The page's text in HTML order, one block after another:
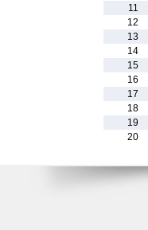
11
12
13
14
15
16
17
18
19
20